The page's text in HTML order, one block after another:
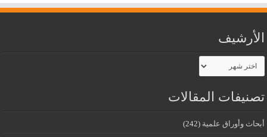
الأرشيف
الأرشيف
تصنيفات المقالات
أبحاث وأوراق علمية (242)